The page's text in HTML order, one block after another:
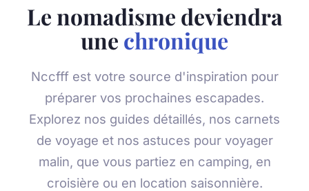
Le nomadisme deviendra
une chronique
Nccfff est votre source d'inspiration pour
préparer vos prochaines escapades.
Explorez nos guides détaillés, nos carnets
de voyage et nos astuces pour voyager
malin, que vous partiez en camping, en
croisière ou en location saisonnière.